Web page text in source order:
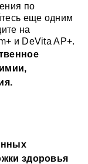
по
еще одним
на
и DeVita AP+.
здоровья